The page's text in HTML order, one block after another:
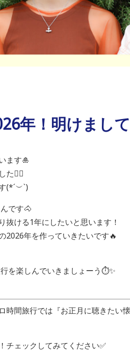
年！明けまし
ます🎍
た🙇‍♀️
(*´︶`)
です🐴
抜ける1年にしたいと思います！
2026年を作っていきたいです🔥
を楽しんでいきましょーう⏱✨️
時間旅行では『お正月に聴きたい
チェックしてみてください✅